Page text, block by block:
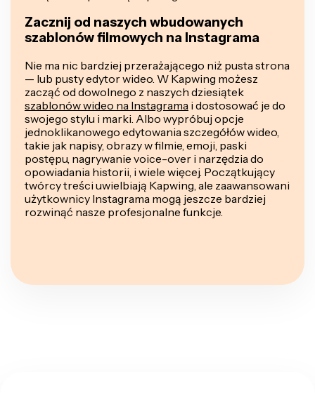
Zacznij od naszych wbudowanych
szablonów filmowych na Instagrama
Nie ma nic bardziej przerażającego niż pusta strona
— lub pusty edytor wideo. W Kapwing możesz
zacząć od dowolnego z naszych dziesiątek
szablonów wideo na Instagrama i dostosować je do
swojego stylu i marki. Albo wypróbuj opcje
jednoklikanowego edytowania szczegółów wideo,
takie jak napisy, obrazy w filmie, emoji, paski
postępu, nagrywanie voice-over i narzędzia do
opowiadania historii, i wiele więcej. Początkujący
twórcy treści uwielbiają Kapwing, ale zaawansowani
użytkownicy Instagrama mogą jeszcze bardziej
rozwinąć nasze profesjonalne funkcje.